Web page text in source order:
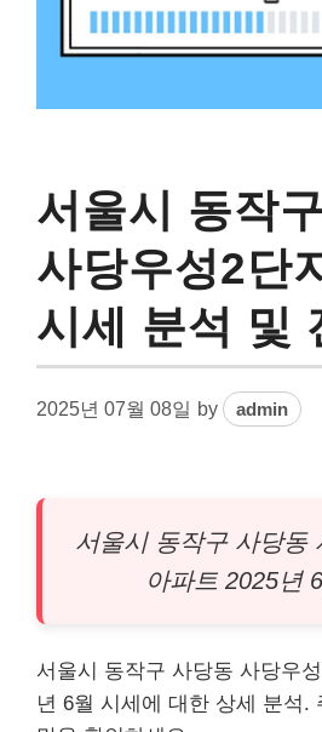
서울시 동작
사당우성2단
시세 분석 및
2025년 07월 08일 by admin
서울시 동작구 사당동
아파트 2025년
서울시 동작구 사당동 사당우
년 6월 시세에 대한 상세 분석.